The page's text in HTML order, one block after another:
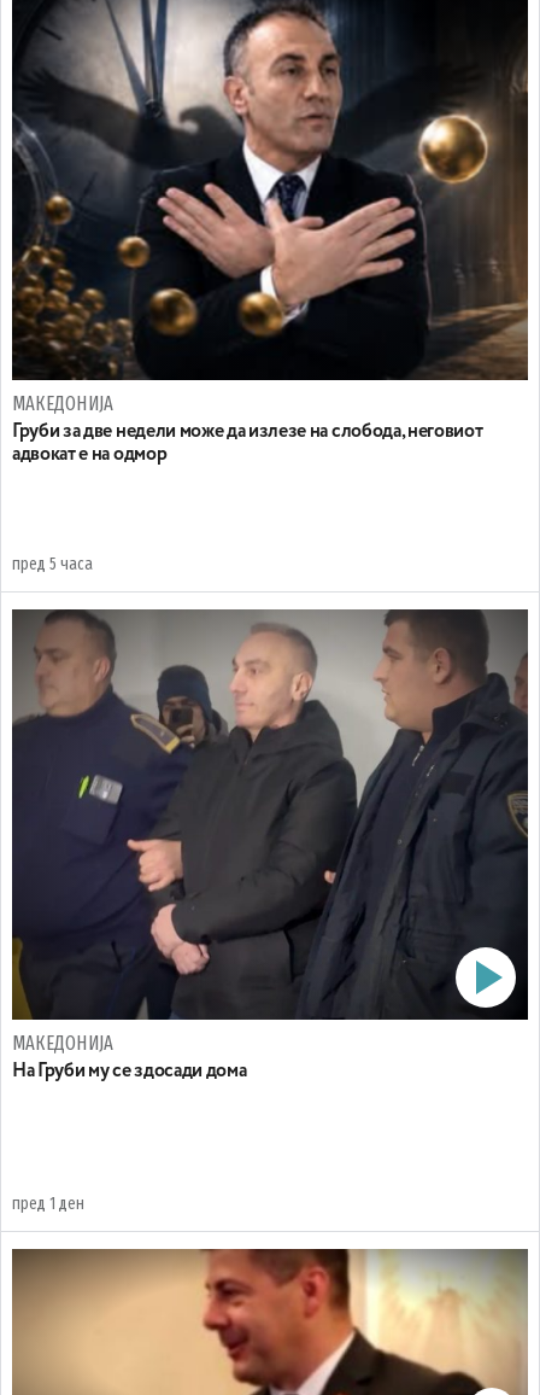
МАКЕДОНИЈА
Груби за две недели може да излезе на слобода, неговиот
адвокат е на одмор
пред 5 часа
МАКЕДОНИЈА
На Груби му се здосади дома
пред 1 ден